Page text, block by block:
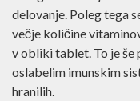
infuzijah hranila
omogoča skoraj 100-
delovanje. Poleg tega
večje količine
tolerirali v obliki tablet.
[ VEČ
[ VEČ